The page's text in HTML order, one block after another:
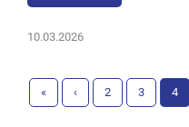
10.03.2026
« ‹ 2 3 4